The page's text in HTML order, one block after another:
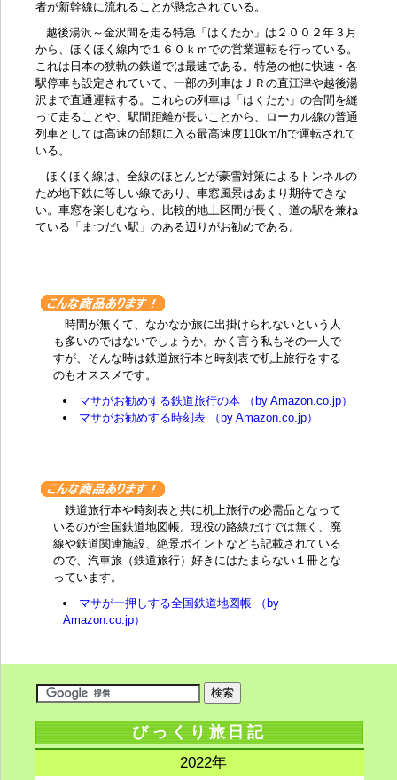
者が新幹線に流れることが懸念されている。
越後湯沢～金沢間を走る特急「はくたか」は２００２年３月
から、ほくほく線内で１６０ｋｍでの営業運転を行っている。
これは日本の狭軌の鉄道では最速である。特急の他に快速・各
駅停車も設定されていて、一部の列車はＪＲの直江津や越後湯
沢まで直通運転する。これらの列車は「はくたか」の合間を縫
って走ることや、駅間距離が長いことから、ローカル線の普通
列車としては高速の部類に入る最高速度110km/hで運転されて
いる。
ほくほく線は、全線のほとんどが豪雪対策によるトンネルの
ため地下鉄に等しい線であり、車窓風景はあまり期待できな
い。車窓を楽しむなら、比較的地上区間が長く、道の駅を兼ね
ている「まつだい駅」のある辺りがお勧めである。
時間が無くて、なかなか旅に出掛けられないという人
も多いのではないでしょうか。かく言う私もその一人で
すが、そんな時は鉄道旅行本と時刻表で机上旅行をする
のもオススメです。
マサがお勧めする鉄道旅行の本 （by Amazon.co.jp）
マサがお勧めする時刻表 （by Amazon.co.jp）
鉄道旅行本や時刻表と共に机上旅行の必需品となって
いるのが全国鉄道地図帳。現役の路線だけでは無く、廃
線や鉄道関連施設、絶景ポイントなども記載されている
ので、汽車旅（鉄道旅行）好きにはたまらない１冊とな
っています。
マサが一押しする全国鉄道地図帳 （by
Amazon.co.jp）
びっくり旅日記
2022年